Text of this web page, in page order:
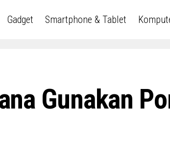
Gadget Smartphone & Tablet
Gunakan